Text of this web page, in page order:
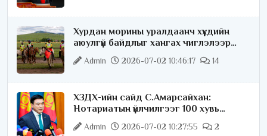
Хурдан морины уралдаанч хүүхдийн
аюулгүй байдлыг хангах чиглэлээр
ажиллаж байна
Admin 2026-07-02 10:46:17 14
ХЗДХ-ийн сайд С.Амарсайхан:
Нотариатын үйлчилгээг 100 хувь
цахимжуулна
Admin 2026-07-02 10:27:55 2